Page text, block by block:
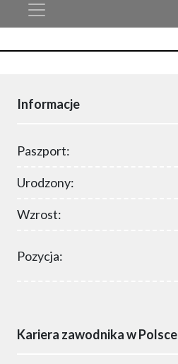
Informacje
Paszport:
Urodzony:
Wzrost:
Pozycja:
Kariera zawodnika w Polsce